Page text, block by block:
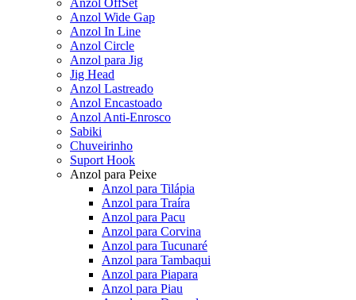
Anzol OffSet
Anzol Wide Gap
Anzol In Line
Anzol Circle
Anzol para Jig
Jig Head
Anzol Lastreado
Anzol Encastoado
Anzol Anti-Enrosco
Sabiki
Chuveirinho
Suport Hook
Anzol para Peixe
Anzol para Tilápia
Anzol para Traíra
Anzol para Pacu
Anzol para Corvina
Anzol para Tucunaré
Anzol para Tambaqui
Anzol para Piapara
Anzol para Piau